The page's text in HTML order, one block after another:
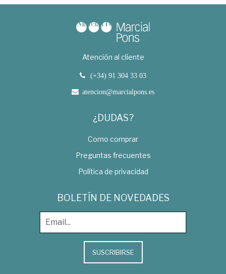
Atención al cliente
(+34) 91 304 33 03
atencion@marcialpons.es
¿DUDAS?
Como comprar
Preguntas frecuentes
Política de privacidad
BOLETÍN DE NOVEDADES
SUSCRIBIRSE